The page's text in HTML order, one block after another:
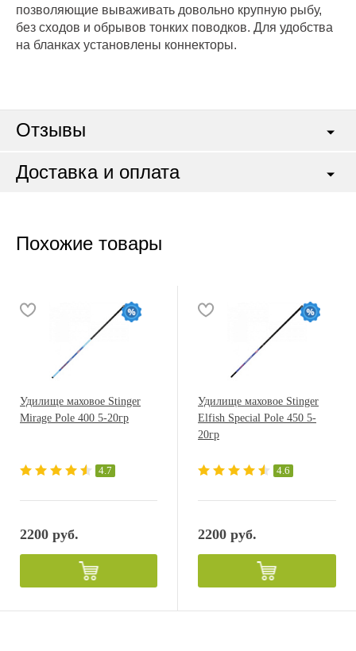
позволяющие вываживать довольно крупную рыбу,
без сходов и обрывов тонких поводков. Для удобства
на бланках установлены коннекторы.
Отзывы
Доставка и оплата
Похожие товары
Удилище маховое Stinger
Mirage Pole 400 5-20гр
4.7
2200 руб.
Удилище маховое Stinger
Elfish Special Pole 450 5-
20гр
4.6
2200 руб.